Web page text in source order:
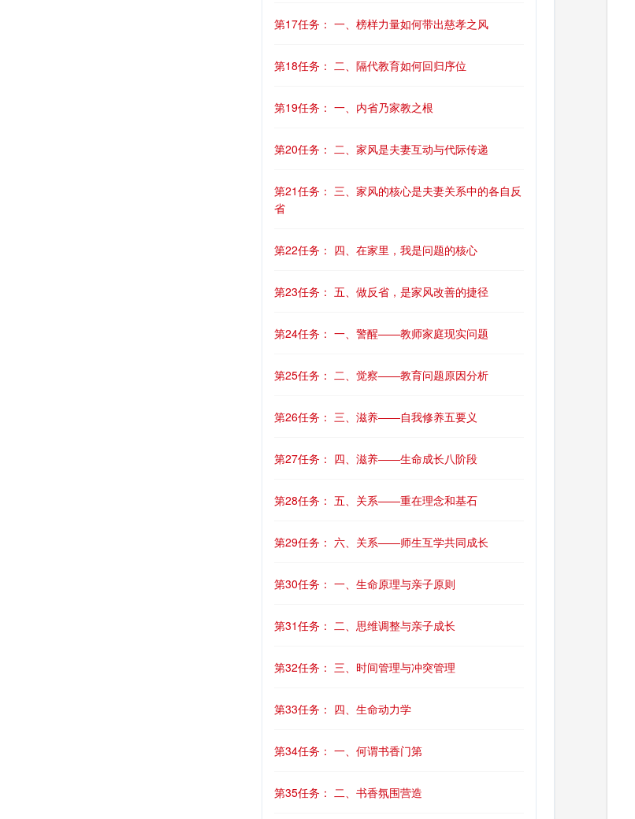
第17任务： 一、榜样力量如何带出慈孝之风
第18任务： 二、隔代教育如何回归序位
第19任务： 一、内省乃家教之根
第20任务： 二、家风是夫妻互动与代际传递
第21任务： 三、家风的核心是夫妻关系中的各自反
省
第22任务： 四、在家里，我是问题的核心
第23任务： 五、做反省，是家风改善的捷径
第24任务： 一、警醒——教师家庭现实问题
第25任务： 二、觉察——教育问题原因分析
第26任务： 三、滋养——自我修养五要义
第27任务： 四、滋养——生命成长八阶段
第28任务： 五、关系——重在理念和基石
第29任务： 六、关系——师生互学共同成长
第30任务： 一、生命原理与亲子原则
第31任务： 二、思维调整与亲子成长
第32任务： 三、时间管理与冲突管理
第33任务： 四、生命动力学
第34任务： 一、何谓书香门第
第35任务： 二、书香氛围营造